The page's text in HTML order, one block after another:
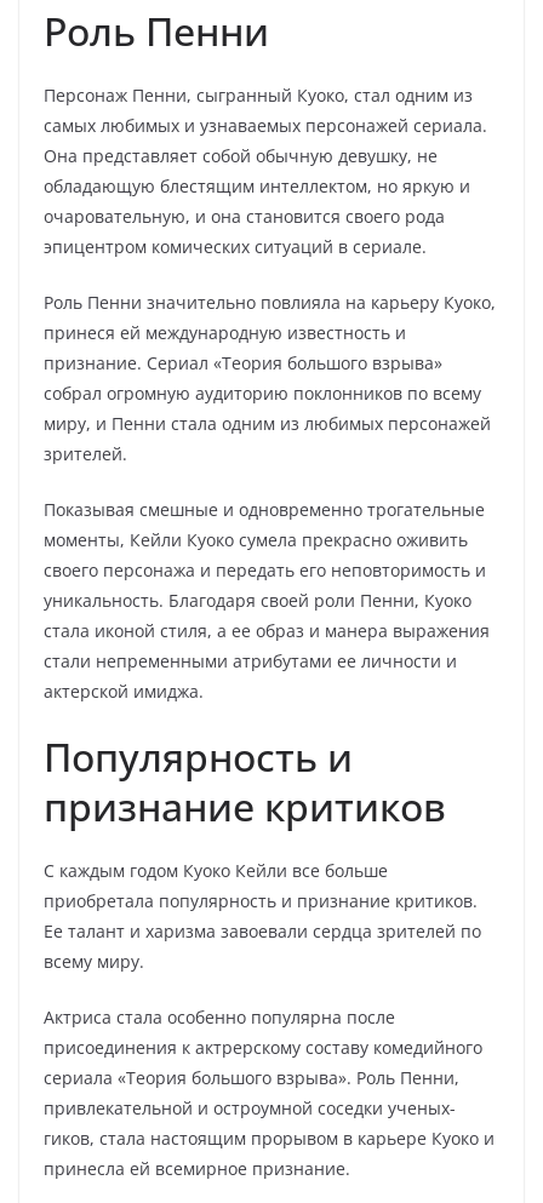
Роль Пенни
Персонаж Пенни, сыгранный Куоко, стал одним из
самых любимых и узнаваемых персонажей сериала.
Она представляет собой обычную девушку, не
обладающую блестящим интеллектом, но яркую и
очаровательную, и она становится своего рода
эпицентром комических ситуаций в сериале.
Роль Пенни значительно повлияла на карьеру Куоко,
принеся ей международную известность и
признание. Сериал «Теория большого взрыва»
собрал огромную аудиторию поклонников по всему
миру, и Пенни стала одним из любимых персонажей
зрителей.
Показывая смешные и одновременно трогательные
моменты, Кейли Куоко сумела прекрасно оживить
своего персонажа и передать его неповторимость и
уникальность. Благодаря своей роли Пенни, Куоко
стала иконой стиля, а ее образ и манера выражения
стали непременными атрибутами ее личности и
актерской имиджа.
Популярность и
признание критиков
С каждым годом Куоко Кейли все больше
приобретала популярность и признание критиков.
Ее талант и харизма завоевали сердца зрителей по
всему миру.
Актриса стала особенно популярна после
присоединения к актрерскому составу комедийного
сериала «Теория большого взрыва». Роль Пенни,
привлекательной и остроумной соседки ученых-
гиков, стала настоящим прорывом в карьере Куоко и
принесла ей всемирное признание.